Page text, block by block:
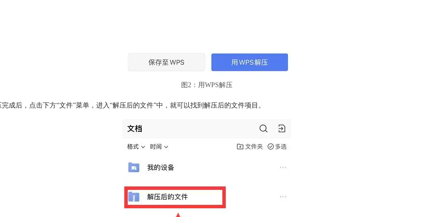
图2：用WPS解压
完成后，点击下方“文件”菜单，进入“解压后的文件”中，就可以找到解压后的文件项目。